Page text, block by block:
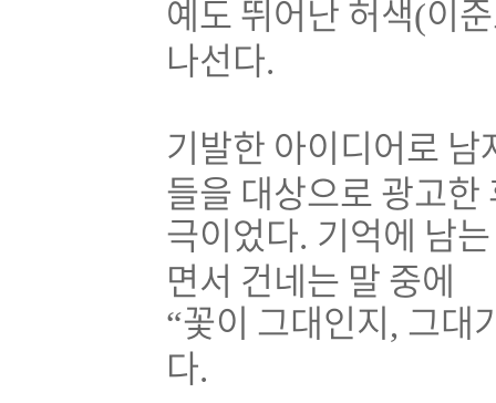
예도 뛰어난 허색(이
나선다.
기발한 아이디어로
들을 대상으로 광고
극이었다. 기억에 남
면서 건네는 말 중에
“꽃이 그대인지, 그대
다.